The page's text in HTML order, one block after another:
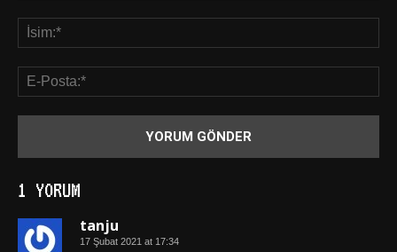
1 YORUM
tanju
17 Şubat 2021 at 17:34